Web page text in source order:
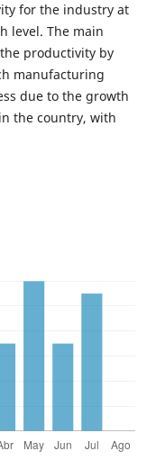
for the industry at
level. The main
productivity by
manufacturing
due to the growth
the country, with